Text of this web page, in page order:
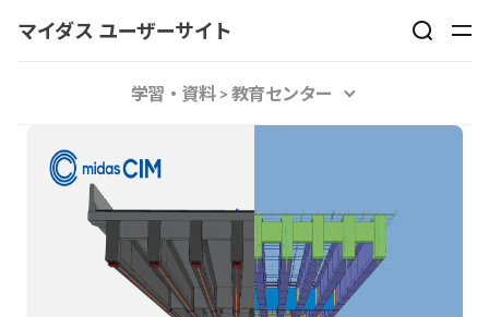
マイダス ユーザーサイト
学習・資料 > 教育センター